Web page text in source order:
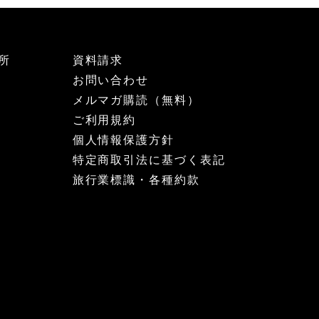
資料請求
お問い合わせ
メルマガ購読（無料）
ご利用規約
個人情報保護方針
特定商取引法に基づく表記
旅行業標識・各種約款